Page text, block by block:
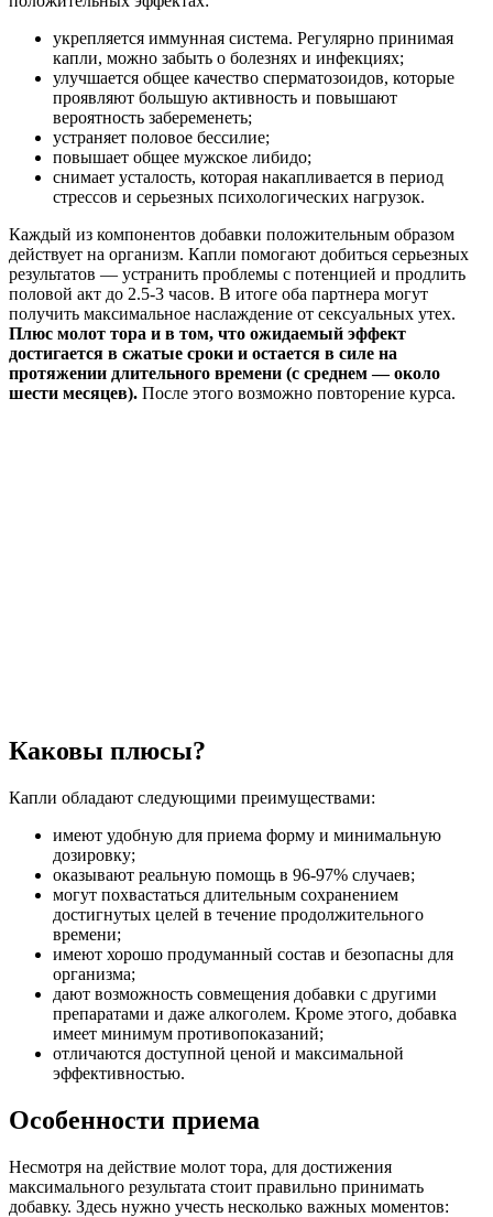
укрепляется иммунная система. Регулярно принимая
капли, можно забыть о болезнях и инфекциях;
улучшается общее качество сперматозоидов, которые
проявляют большую активность и повышают
вероятность забеременеть;
устраняет половое бессилие;
повышает общее мужское либидо;
снимает усталость, которая накапливается в период
стрессов и серьезных психологических нагрузок.
Каждый из компонентов добавки положительным образом
действует на организм. Капли помогают добиться серьезных
результатов — устранить проблемы с потенцией и продлить
половой акт до 2.5-3 часов. В итоге оба партнера могут
получить максимальное наслаждение от сексуальных утех.
Плюс молот тора и в том, что ожидаемый эффект
достигается в сжатые сроки и остается в силе на
протяжении длительного времени (с среднем — около
шести месяцев). После этого возможно повторение курса.
Каковы плюсы?
Капли обладают следующими преимуществами:
имеют удобную для приема форму и минимальную
дозировку;
оказывают реальную помощь в 96-97% случаев;
могут похвастаться длительным сохранением
достигнутых целей в течение продолжительного
времени;
имеют хорошо продуманный состав и безопасны для
организма;
дают возможность совмещения добавки с другими
препаратами и даже алкоголем. Кроме этого, добавка
имеет минимум противопоказаний;
отличаются доступной ценой и максимальной
эффективностью.
Особенности приема
Несмотря на действие молот тора, для достижения
максимального результата стоит правильно принимать
добавку. Здесь нужно учесть несколько важных моментов: